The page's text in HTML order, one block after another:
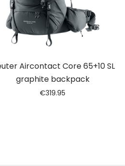
Aircontact Core 65+10 SL
graphite backpack
€319.95